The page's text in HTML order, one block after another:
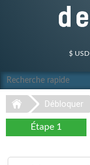
$ USD
Débloquer
Étape 1